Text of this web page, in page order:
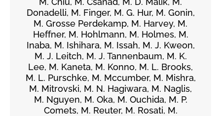
Donadelli, M. Finger, M. G. Hur, M. Gonin,
M. Grosse Perdekamp, M. Harvey, M.
Heffner, M. Hohlmann, M. Holmes, M.
Inaba, M. Ishihara, M. Issah, M. J. Kweon,
M. J. Leitch, M. J. Tannenbaum, M. K.
Lee, M. Kaneta, M. Konno, M. L. Brooks,
M. L. Purschke, M. Mccumber, M. Mishra,
M. Mitrovski, M. N. Hagiwara, M. Naglis,
M. Nguyen, M. Oka, M. Ouchida, M. P.
Comets, M. Reuter, M. Rosati, M.